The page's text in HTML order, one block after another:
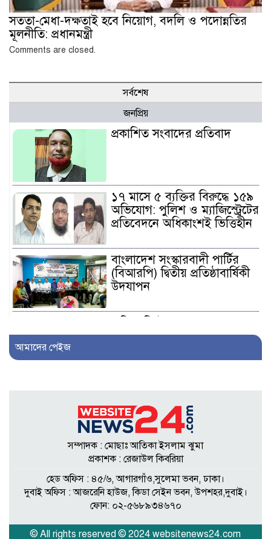
সততা-মেধা-দক্ষতাই হবে নিয়োগ, বদলি ও পদোন্নতির
মূলনীতি: প্রধানমন্ত্রী
Comments are closed.
সর্বশেষ
জনপ্রিয়
প্রকাশিত সংবাদের প্রতিবাদ
১৭ মাসে ৫ ব্যক্তির বিরুদ্ধে ১৫৯
অভিযোগ: পুলিশ ও ম্যাজিস্ট্রেটের
প্রতিবেদনে অধিকাংশই ভিত্তিহীন
বাংলাদেশ সংস্কারবাদী পার্টির
(বিআরপি) দ্বিতীয় প্রতিষ্ঠাবার্ষিকী
উদযাপন
ঘোষণার দাবি, আলোচনায়
সম্পাদককে!
শিকলবাহা জলাবদ্ধতা নিরসনে
মাঠে ইউপি সদস্য নুরুল ইসলাম
৭ প্রতিষ্ঠানে সাত বছর অডিট
নেই, নোটিশেরও জবাব নেই:
আমাদের পেইজ
সম্পাদক : মোছাঃ আতিকা ইসলাম ঝুমা
প্রকাশক : রেজাউল কিবরিয়া
হেড অফিস : ৪৫/৬, আগারগাঁও,সুলেমা ভবন, ঢাকা।
দুবাই অফিস : আজরেনি হাউজ, কিডা সেইন ভবন, উপশহর,দুবাই।
ফোন: ০২-৫৬৮৯৩৪৬৭০
© All rights reserved © 2024 websitenews24.com